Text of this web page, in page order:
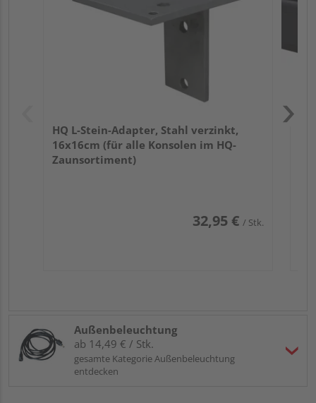
HQ L-Stein-Adapter, Stahl verzinkt,
16x16cm (für alle Konsolen im HQ-
Zaunsortiment)
32,95 € / Stk.
Außenbeleuchtung
ab 14,49 € / Stk.
gesamte Kategorie Außenbeleuchtung
entdecken